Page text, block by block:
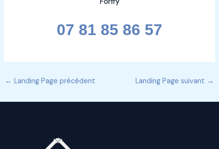
07 81 85 86 57
← Landing Page précédent Landing Page suivant →